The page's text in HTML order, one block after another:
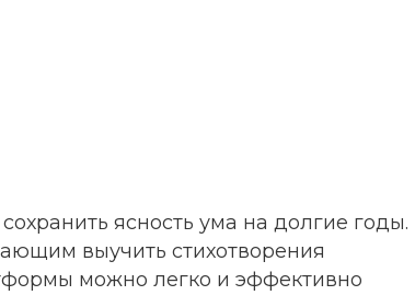
ясность ума на долгие годы.
выучить стихотворения
можно легко и эффективно